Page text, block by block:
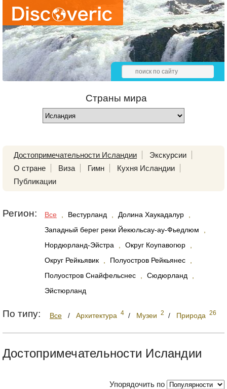
Страны мира
Достопримечательности Исландии
Экскурсии
О стране
Виза Гимн
Кухня Исландии
Публикации
Регион: Все Вестурланд Долина Хаукадалур
Западный берег реки Йекюльсау-ау-Фьедлюм
Нордюрланд-Эйстра
Округ Коупавогюр
Округ Рейкьявик
Полуостров Рейкьянес
Полуостров Снайфельснес
Сюдюрланд
Эйстюрланд
По типу: Все / Архитектура 4 / Музеи 2 / Природа 26
Достопримечательности Исландии
Упорядочить по